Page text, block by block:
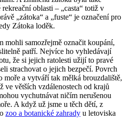
oblasti – „casta“ totiž v
„zátoka“ a „fuste“ je označení pro
Zátoka loděk.
samozřejmě označit koupání,
patří. Nejvíce ho vyhledávají
že si jejich ratolesti užijí to pravé
strachovat o jejich bezpečí. Povrch
moře a vytváří tak mělká brouzdaliště,
ve větších vzdálenostech od krajů
vychutnávat ničím nerušenou
A když už jsme u těch dětí, z
zoo a botanické zahrady u letoviska